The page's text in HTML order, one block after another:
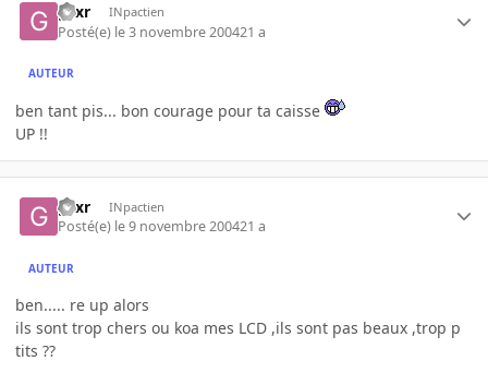
gsxr INpactien
Posté(e) le 3 novembre 200421 a
AUTEUR
ben tant pis... bon courage pour ta caisse
UP !!
gsxr INpactien
Posté(e) le 9 novembre 200421 a
AUTEUR
ben..... re up alors
ils sont trop chers ou koa mes LCD ,ils sont pas beaux ,trop p
tits ??